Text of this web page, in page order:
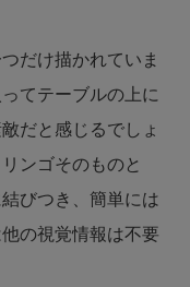
だけ描かれていま
てテーブルの上に
だと感じるでしょ
ンゴそのものと
びつき、簡単には
の視覚情報は不要